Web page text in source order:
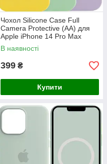
Чохол Silicone Case Full
Camera Protective (AA) для
Apple iPhone 14 Pro Max
(6.7")
В наявності
399 ₴
Купити